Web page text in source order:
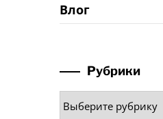
Влог
Рубрики
Рубрики